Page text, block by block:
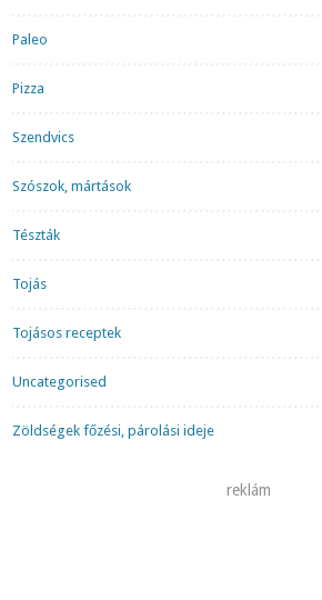
Paleo
Pizza
Szendvics
Szószok, mártások
Tészták
Tojás
Tojásos receptek
Uncategorised
Zöldségek főzési, párolási ideje
reklám